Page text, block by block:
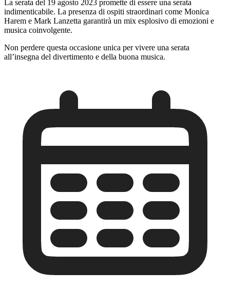
La serata del 19 agosto 2023 promette di essere una serata
indimenticabile. La presenza di ospiti straordinari come Monica
Harem e Mark Lanzetta garantirà un mix esplosivo di emozioni e
musica coinvolgente.
Non perdere questa occasione unica per vivere una serata
all’insegna del divertimento e della buona musica.